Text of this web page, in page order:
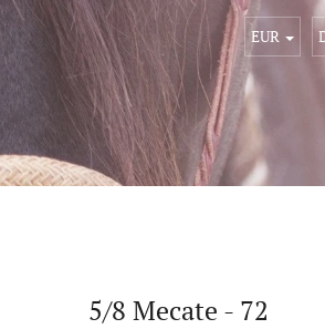
EUR
5/8 Mecate - 72